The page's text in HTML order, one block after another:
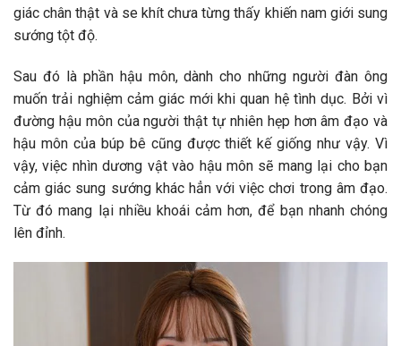
giác chân thật và se khít chưa từng thấy khiến nam giới sung
sướng tột độ.
Sau đó là phần hậu môn, dành cho những người đàn ông
muốn trải nghiệm cảm giác mới khi quan hệ tình dục. Bởi vì
đường hậu môn của người thật tự nhiên hẹp hơn âm đạo và
hậu môn của búp bê cũng được thiết kế giống như vậy. Vì
vậy, việc nhìn dương vật vào hậu môn sẽ mang lại cho bạn
cảm giác sung sướng khác hẳn với việc chơi trong âm đạo.
Từ đó mang lại nhiều khoái cảm hơn, để bạn nhanh chóng
lên đỉnh.